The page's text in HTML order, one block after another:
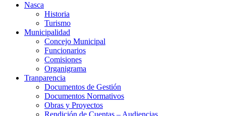
Nasca
Historia
Turismo
Municipalidad
Concejo Municipal
Funcionarios
Comisiones
Organigrama
Tranparencia
Documentos de Gestión
Documentos Normativos
Obras y Proyectos
Rendición de Cuentas – Audiencias